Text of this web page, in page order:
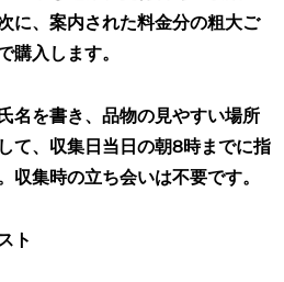
に、案内された料金分の粗大ご
購入します。
名を書き、品物の見やすい場所
て、収集日当日の朝8時までに指
収集時の立ち会いは不要です。
ト